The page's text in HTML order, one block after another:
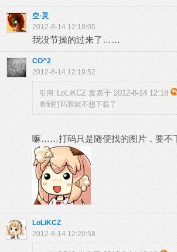
空·灵
2012-8-14 12:19:05
我没节操的过来了……
CO^2
2012-8-14 12:19:52
引用: LoLiKCZ 发表于 2012-8-14 12:18
看到打码我就不想下载了
嘛……打码只是随便找的图片，要不
LoLiKCZ
2012-8-14 12:20:58